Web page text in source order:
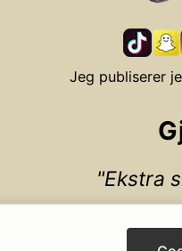
Jeg publiserer
Ekstra